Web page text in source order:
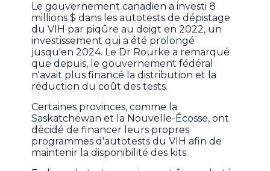
Le gouvernement canadien a investi 8
millions $ dans les autotests de dépistage
du VIH par piqûre au doigt en 2022, un
investissement qui a été prolongé
jusqu'en 2024. Le Dr Rourke a remarqué
que depuis, le gouvernement fédéral
n'avait plus financé la distribution et la
réduction du coût des tests.
Certaines provinces, comme la
Saskatchewan et la Nouvelle-Écosse, ont
décidé de financer leurs propres
programmes d'autotests du VIH afin de
maintenir la disponibilité des kits.